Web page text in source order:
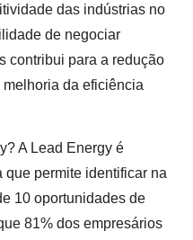
das indústrias no
de negociar
contribui para a redução
da eficiência
A Lead Energy é
que permite identificar na
10 oportunidades de
81% dos empresários